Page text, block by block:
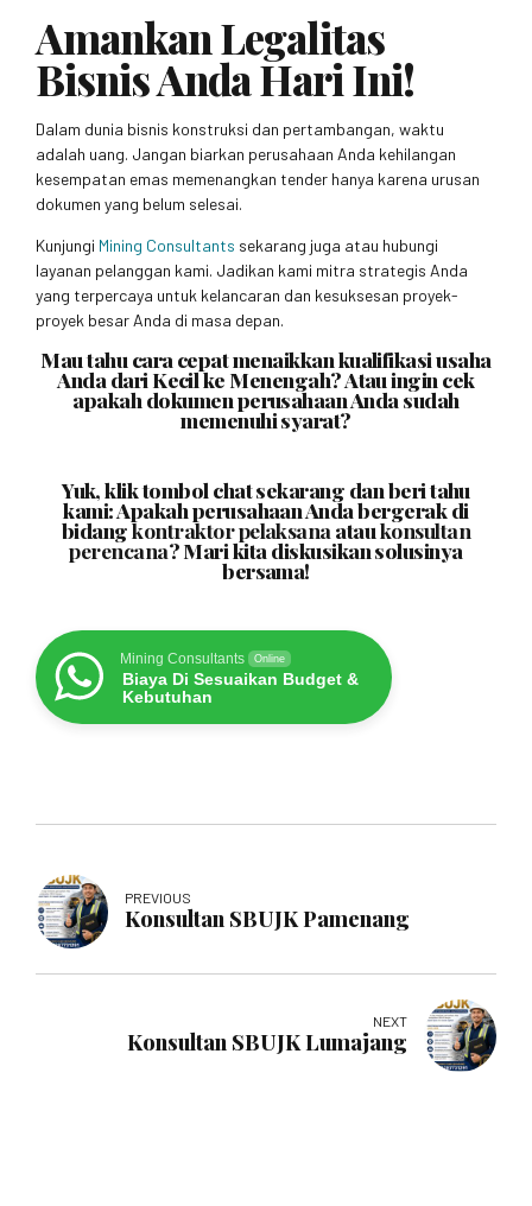
Amankan Legalitas
Bisnis Anda Hari Ini!
Dalam dunia bisnis konstruksi dan pertambangan, waktu
adalah uang. Jangan biarkan perusahaan Anda kehilangan
kesempatan emas memenangkan tender hanya karena urusan
dokumen yang belum selesai.
Kunjungi Mining Consultants sekarang juga atau hubungi
layanan pelanggan kami. Jadikan kami mitra strategis Anda
yang terpercaya untuk kelancaran dan kesuksesan proyek-
proyek besar Anda di masa depan.
Mau tahu cara cepat menaikkan kualifikasi usaha
Anda dari Kecil ke Menengah? Atau ingin cek
apakah dokumen perusahaan Anda sudah
memenuhi syarat?
Yuk, klik tombol chat sekarang dan beri tahu
kami: Apakah perusahaan Anda bergerak di
bidangkontraktor pelaksana ataukonsultan
perencana? Mari kita diskusikan solusinya
bersama!
Mining Consultants Online
Biaya Di Sesuaikan Budget &
Kebutuhan
PREVIOUS
Konsultan SBUJK Pamenang
NEXT
Konsultan SBUJK Lumajang